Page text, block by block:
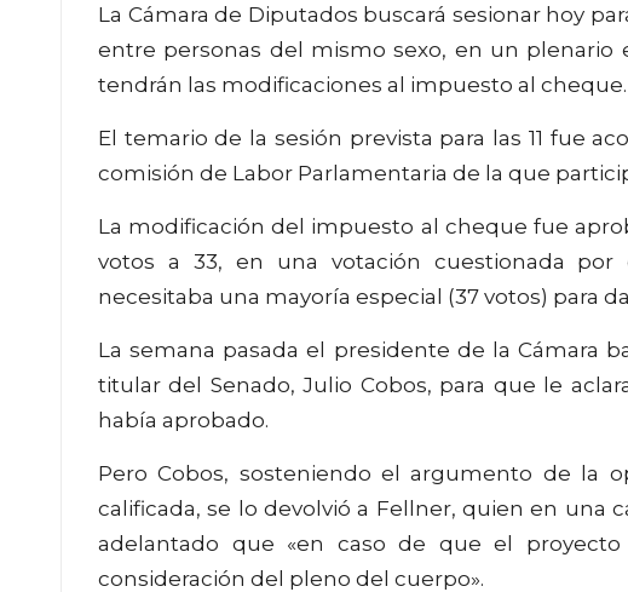
La Cámara de Diputados buscará sesionar hoy
entre personas del mismo sexo, en un
tendrán las modificaciones al impuesto al cheque.
El temario de la sesión prevista para las 11 fue
comisión de Labor Parlamentaria de la que
La modificación del impuesto al cheque fue
votos a 33, en una votación cuestionada
necesitaba una mayoría especial (37 votos) para
La semana pasada el presidente de la Cámara
titular del Senado, Julio Cobos, para que le
había aprobado.
Pero Cobos, sosteniendo el argumento de la
calificada, se lo devolvió a Fellner, quien en una
adelantado que «en caso de que el
consideración del pleno del cuerpo».